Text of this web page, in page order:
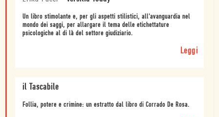
Un libro stimolante e, per gli aspetti stilistici, all'avanguardia nel
mondo dei saggi, per allargare il tema delle etichettature
psicologiche al di là del settore giudiziario.
Leggi
il Tascabile
Follia, potere e crimine: un estratto dal libro di Corrado De Rosa.